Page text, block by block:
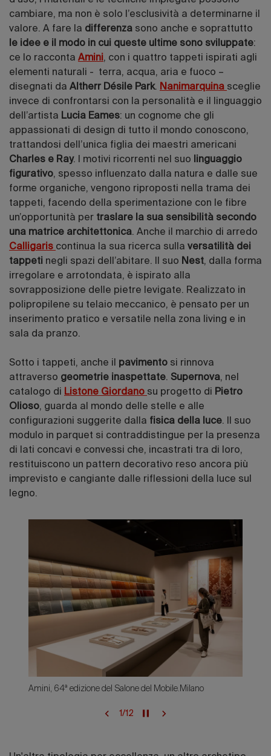
cambiare, ma non è solo l’esclusività a determinarne il
valore. A fare la differenza sono anche e soprattutto
le idee e il modo in cui queste ultime sono sviluppate:
ce lo racconta Amini, con i quattro tappeti ispirati agli
elementi naturali - terra, acqua, aria e fuoco –
disegnati da Altherr Désile Park. Nanimarquina sceglie
invece di confrontarsi con la personalità e il linguaggio
dell’artista Lucia Eames: un cognome che gli
appassionati di design di tutto il mondo conoscono,
trattandosi dell’unica figlia dei maestri americani
Charles e Ray. I motivi ricorrenti nel suo
linguaggio
figurativo, spesso influenzato dalla natura e dalle sue
forme organiche, vengono riproposti nella trama dei
tappeti, facendo della sperimentazione con le fibre
un’opportunità per traslare la sua sensibilità secondo
una matrice architettonica. Anche il marchio di arredo
Calligaris continua la sua ricerca sulla versatilità dei
tappeti negli spazi dell’abitare. Il suo Nest, dalla forma
irregolare e arrotondata, è ispirato alla
sovrapposizione delle pietre levigate. Realizzato in
polipropilene su telaio meccanico, è pensato per un
inserimento pratico e versatile nella zona living e in
sala da pranzo.
Sotto i tappeti, anche il pavimento si rinnova
attraverso geometrie inaspettate. Supernova, nel
catalogo di Listone Giordano su progetto di Pietro
Olioso, guarda al mondo delle stelle e alle
configurazioni suggerite dalla fisica della luce. Il suo
modulo in parquet si contraddistingue per la presenza
di lati concavi e convessi che, incastrati tra di loro,
restituiscono un pattern decorativo reso ancora più
imprevisto e cangiante dalle riflessioni della luce sul
legno.
Amini, 64ª edizione del Salone del Mobile.Milano
1/12